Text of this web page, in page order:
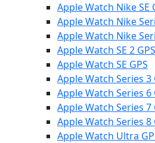
Apple Watch Nike SE
Apple Watch Nike
Apple Watch Nike
Apple Watch SE 2 GPS
Apple Watch SE GPS
Apple Watch Series 3
Apple Watch Series 6
Apple Watch Series 7
Apple Watch Series 8
Apple Watch Ultra